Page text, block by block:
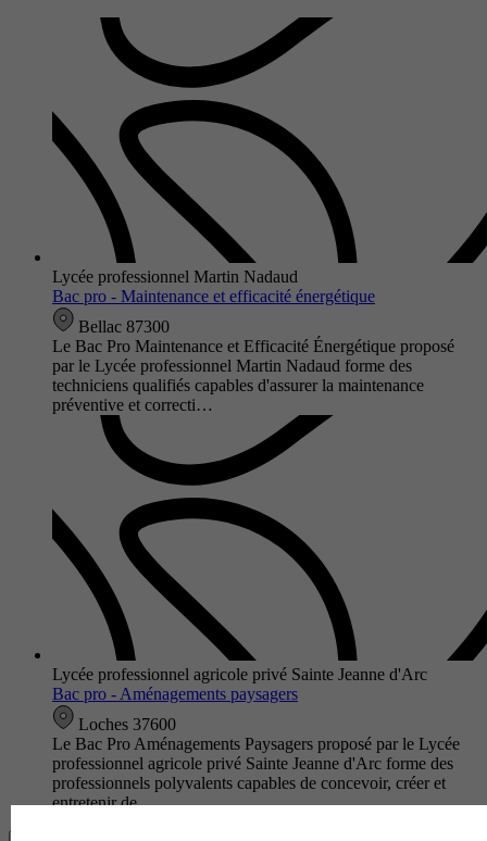
Lycée professionnel Martin Nadaud
Bac pro - Maintenance et efficacité énergétique
Bellac 87300
Le Bac Pro Maintenance et Efficacité Énergétique proposé
par le Lycée professionnel Martin Nadaud forme des
techniciens qualifiés capables d'assurer la maintenance
préventive et correcti…
Lycée professionnel agricole privé Sainte Jeanne d'Arc
Bac pro - Aménagements paysagers
Loches 37600
Le Bac Pro Aménagements Paysagers proposé par le Lycée
professionnel agricole privé Sainte Jeanne d'Arc forme des
professionnels polyvalents capables de concevoir, créer et
entretenir de…